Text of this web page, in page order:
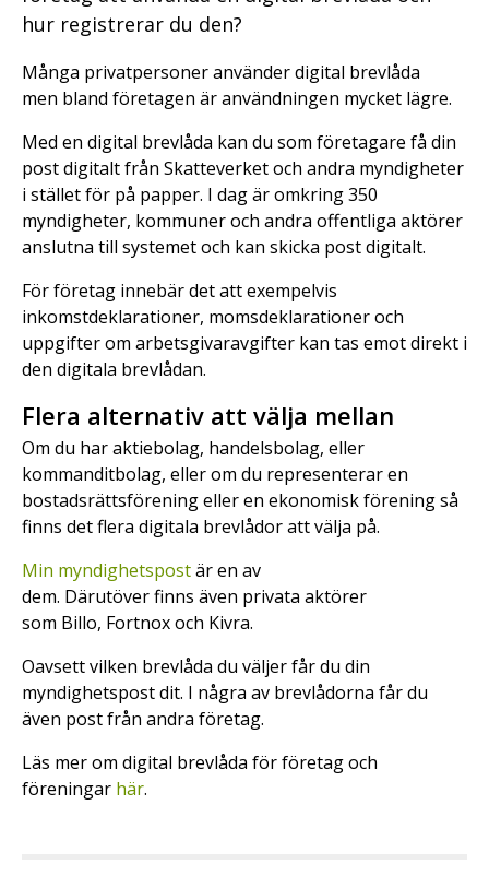
hur registrerar du den?
Många privatpersoner använder digital brevlåda
men bland företagen är användningen mycket lägre.
Med en digital brevlåda kan du som företagare få din
post digitalt från Skatteverket och andra myndigheter
i stället för på papper. I dag är omkring 350
myndigheter, kommuner och andra offentliga aktörer
anslutna till systemet och kan skicka post digitalt.
För företag innebär det att exempelvis
inkomstdeklarationer, momsdeklarationer och
uppgifter om arbetsgivaravgifter kan tas emot direkt i
den digitala brevlådan.
Flera alternativ att välja mellan
Om du har aktiebolag, handelsbolag, eller
kommanditbolag, eller om du representerar en
bostadsrättsförening eller en ekonomisk förening så
finns det flera digitala brevlådor att välja på.
Min myndighetspostär en av
dem. Därutöver finns även privata aktörer
som Billo, Fortnox och Kivra.
Oavsett vilken brevlåda du väljer får du din
myndighetspost dit. I några av brevlådorna får du
även post från andra företag.
Läs mer om digital brevlåda för företag och
föreningar här.